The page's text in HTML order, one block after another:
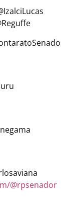
@rpsenador